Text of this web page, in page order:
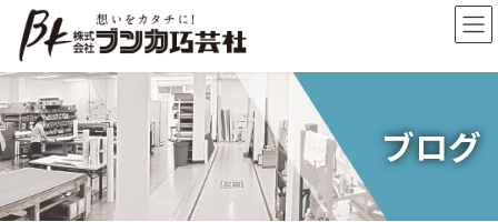
ン
ツ
へ
ス
キ
ッ
ー
シ
ョ
ン
に
移
ブログ